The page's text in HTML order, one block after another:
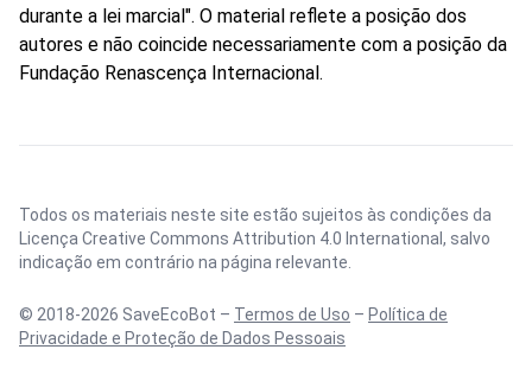
durante a lei marcial". O material reflete a posição dos
autores e não coincide necessariamente com a posição da
Fundação Renascença Internacional.
Todos os materiais neste site estão sujeitos às condições da
Licença Creative Commons Attribution 4.0 International , salvo
indicação em contrário na página relevante.
© 2018-2026 SaveEcoBot – Termos de Uso – Política de
Privacidade e Proteção de Dados Pessoais